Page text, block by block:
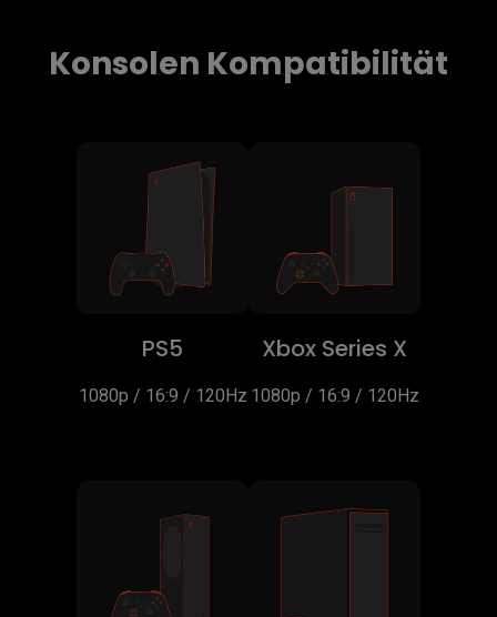
Konsolen Kompatibilität
PS5
1080p / 16:9 / 120Hz
Xbox Series X
1080p / 16:9 / 120Hz